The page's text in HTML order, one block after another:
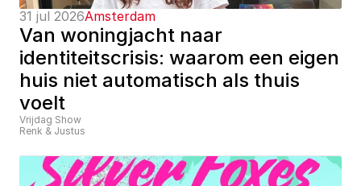
31 jul 2026Amsterdam
Van woningjacht naar
identiteitscrisis: waarom een eigen
huis niet automatisch als thuis
voelt
Vrijdag Show
Renk & Justus